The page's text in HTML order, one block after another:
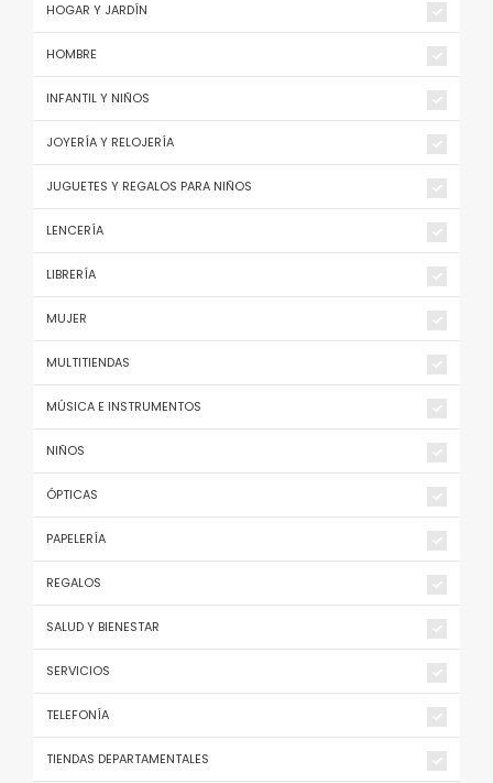
HOGAR Y JARDÍN
HOMBRE
INFANTIL Y NIÑOS
JOYERÍA Y RELOJERÍA
JUGUETES Y REGALOS PARA NIÑOS
LENCERÍA
LIBRERÍA
MUJER
MULTITIENDAS
MÚSICA E INSTRUMENTOS
NIÑOS
ÓPTICAS
PAPELERÍA
REGALOS
SALUD Y BIENESTAR
SERVICIOS
TELEFONÍA
TIENDAS DEPARTAMENTALES